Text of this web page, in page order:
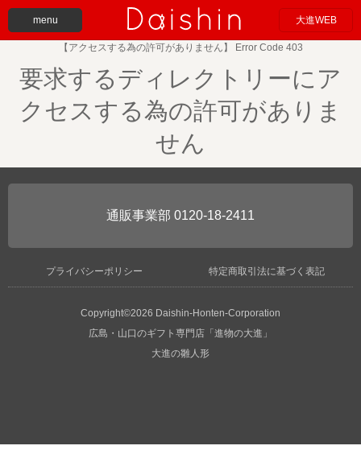
menu 大進WEB
【アクセスする為の許可がありません】 Error Code 403
要求するディレクトリーにア
クセスする為の許可がありま
せん
0120-18-2411
プライバシーポリシー 特定商取引法に基づく表記
Copyright©2026 Daishin-Honten-Corporation
広島・山口のギフト専門店「進物の大進」
大進の雛人形